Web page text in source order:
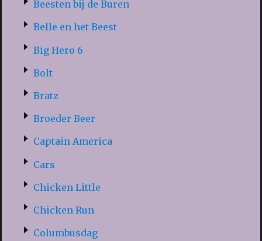
Beesten bij de Buren
Belle en het Beest
Big Hero 6
Bolt
Bratz
Broeder Beer
Captain America
Cars
Chicken Little
Chicken Run
Columbusdag